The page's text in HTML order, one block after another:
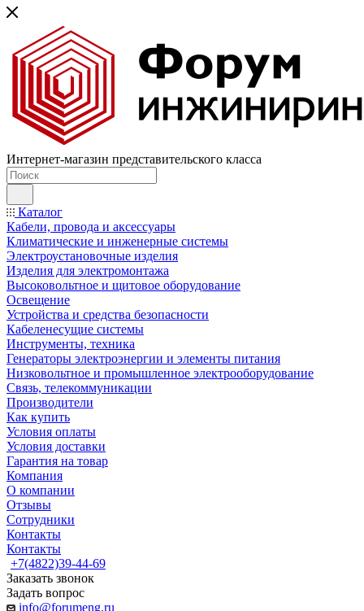
Интернет-магазин представительского класса
Каталог
Кабели, провода и аксессуары
Климатические и инженерные системы
Электроустановочные изделия
Изделия для электромонтажа
Высоковольтное и щитовое оборудование
Освещение
Устройства и средства безопасности
Кабеленесущие системы
Инструменты, техника
Генераторы электроэнергии и элементы питания
Низковольтное и промышленное электрооборудование
Связь, телекоммуникации
Производители
Как купить
Условия оплаты
Условия доставки
Гарантия на товар
Компания
О компании
Отзывы
Сотрудники
Контакты
Контакты
+7(4822)39-44-69
Заказать звонок
Задать вопрос
info@forumeng.ru